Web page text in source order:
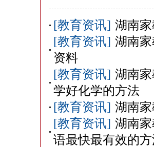
[教育资讯] 湖南
[教育资讯] 湖南
资料
[教育资讯] 湖南
学好化学的方法
[教育资讯] 湖南
[教育资讯] 湖南
语最快最有效的